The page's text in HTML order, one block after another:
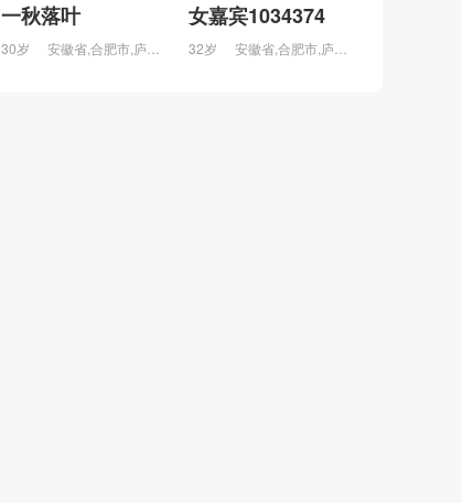
一秋落叶
30岁 安徽省,合肥市,庐江县,万山镇
女嘉宾1034374
32岁 安徽省,合肥市,庐江县